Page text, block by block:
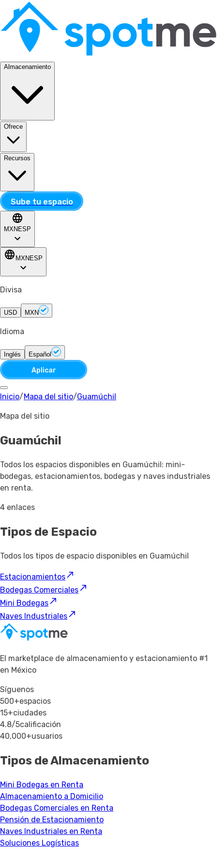
Almacenamiento
Ofrece
Recursos
Sube tu espacio
MXN ESP
MXN ESP
Divisa
USD MXN
Idioma
Inglés Español
Aplicar
Inicio/ Mapa del sitio/Guamúchil
Mapa del sitio
Guamúchil
Todos los espacios disponibles en Guamúchil: mini-
bodegas, estacionamientos, bodegas y naves industriales
en renta.
4 enlaces
Tipos de Espacio
Todos los tipos de espacio disponibles en Guamúchil
Estacionamientos
Bodegas Comerciales
Mini Bodegas
Naves Industriales
El marketplace de almacenamiento y estacionamiento #1
en México
Síguenos
500+espacios
15+ciudades
4.8/5calificación
40,000+usuarios
Tipos de Almacenamiento
Mini Bodegas en Renta
Almacenamiento a Domicilio
Bodegas Comerciales en Renta
Pensión de Estacionamiento
Naves Industriales en Renta
Soluciones Logísticas